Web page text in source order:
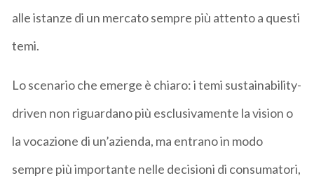
alle istanze di un mercato sempre più attento a questi
temi.
Lo scenario che emerge è chiaro: i temi sustainability-
driven non riguardano più esclusivamente la vision o
la vocazione di un’azienda, ma entrano in modo
sempre più importante nelle decisioni di consumatori,